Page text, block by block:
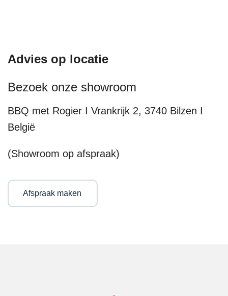
Advies op locatie
Bezoek onze showroom
BBQ met Rogier I Vrankrijk 2, 3740 Bilzen I
België
(Showroom op afspraak)
Afspraak maken